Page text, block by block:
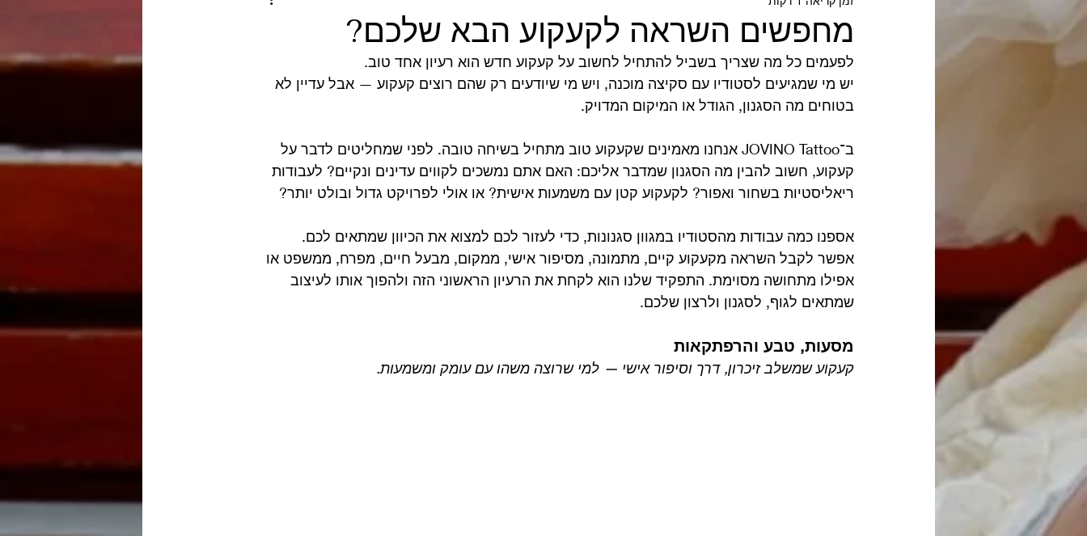
מחפשים השראה לקעקוע הבא שלכם?
לפעמים כל מה שצריך בשביל להתחיל לחשוב על קעקוע חדש הוא רעיון אחד טוב.
יש מי שמגיעים לסטודיו עם סקיצה מוכנה, ויש מי שיודעים רק שהם רוצים קעקוע — אבל עדיין לא
בטוחים מה הסגנון, הגודל או המיקום המדויק.
ב־JOVINO Tattoo אנחנו מאמינים שקעקוע טוב מתחיל בשיחה טובה. לפני שמחליטים לדבר על
קעקוע, חשוב להבין מה הסגנון שמדבר אליכם: האם אתם נמשכים לקווים עדינים ונקיים? לעבודות
ריאליסטיות בשחור ואפור? לקעקוע קטן עם משמעות אישית? או אולי לפרויקט גדול ובולט יותר?
אספנו כמה עבודות מהסטודיו במגוון סגנונות, כדי לעזור לכם למצוא את הכיוון שמתאים לכם.
אפשר לקבל השראה מקעקוע קיים, מתמונה, מסיפור אישי, ממקום, מבעל חיים, מפרח, ממשפט או
אפילו מתחושה מסוימת. התפקיד שלנו הוא לקחת את הרעיון הראשוני הזה ולהפוך אותו לעיצוב
שמתאים לגוף, לסגנון ולרצון שלכם.
מסעות, טבע והרפתקאות
קעקוע שמשלב זיכרון, דרך וסיפור אישי — למי שרוצה משהו עם עומק ומשמעות.